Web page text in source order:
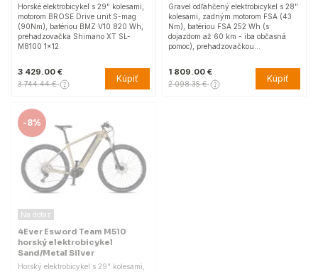
Horské elektrobicykel s 29" kolesami,
motorom BROSE Drive unit S-mag
(90Nm), batériou BMZ V10 820 Wh,
prehadzovačka Shimano XT SL-
M8100 1x12.
3 429.00 €
3 744.44 € Kúpiť
Gravel odľahčený elektrobicykel s 28"
kolesami, zadným motorom FSA (43
Nm), batériou FSA 252 Wh (s
dojazdom až 60 km - iba občasná
pomoc), prehadzovačkou…
1 809.00 €
2 098.35 € Kúpiť
-8%
Na dotaz
4Ever Esword Team M510
horský elektrobicykel
Sand/Metal Silver
Horský elektrobicykel s 29" kolesami,